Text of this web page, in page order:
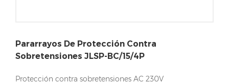
Pararrayos De Protección Contra
Sobretensiones JLSP-BC/15/4P
Protección contra sobretensiones AC 230V